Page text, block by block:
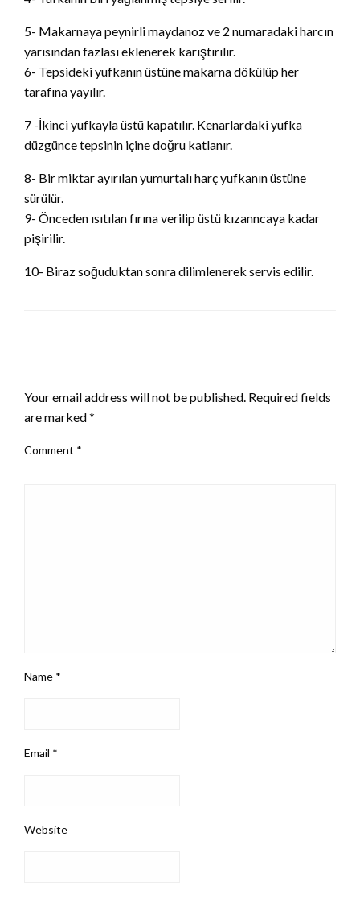
5- Makarnaya peynirli maydanoz ve 2 numaradaki harcın
yarısından fazlası eklenerek karıştırılır.
6- Tepsideki yufkanın üstüne makarna dökülüp her
tarafına yayılır.
7 -İkinci yufkayla üstü kapatılır. Kenarlardaki yufka
düzgünce tepsinin içine doğru katlanır.
8- Bir miktar ayırılan yumurtalı harç yufkanın üstüne
sürülür.
9- Önceden ısıtılan fırına verilip üstü kızanncaya kadar
pişirilir.
10- Biraz soğuduktan sonra dilimlenerek servis edilir.
Your email address will not be published. Required fields
are marked*
Comment *
Name *
Email *
Website